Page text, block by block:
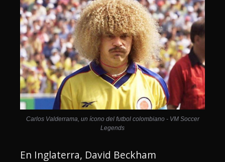
Carlos Valderrama, un ícono del futbol colombiano - VM Soccer
Legends
En Inglaterra, David Beckham